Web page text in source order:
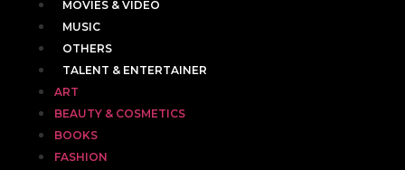
MOVIES & VIDEO
MUSIC
OTHERS
TALENT & ENTERTAINER
ART
BEAUTY & COSMETICS
BOOKS
FASHION